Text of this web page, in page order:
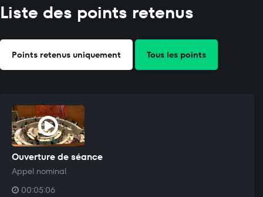
Liste des points retenus
Points retenus uniquement Tous les points
Ouverture de séance
Appel nominal
00:05:06